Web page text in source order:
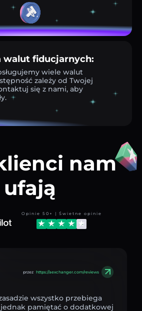
walut fiducjarnych:
wiele walut
zależy od Twojej
się z nami, aby
nam
ufają
Opinie 50+ | Świetne opinie
przez https://aexchanger.com/reviews
wszystko przebiega
jednak pamiętać o dodatkowej